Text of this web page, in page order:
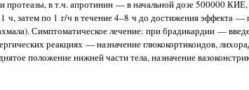
протеазы, в т.ч. апротинин — в начальной дозе 500000
затем по 1 г/ч в течение 4–8 ч до достижения эффекта —
Симптоматическое лечение: при брадикардии —
реакциях — назначение глюкокортикоидов,
положение нижней части тела, назначение